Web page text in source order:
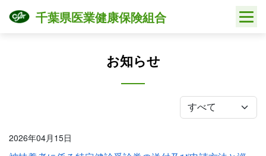
千葉県医業健康保険組合
お知らせ
2026年04月15日